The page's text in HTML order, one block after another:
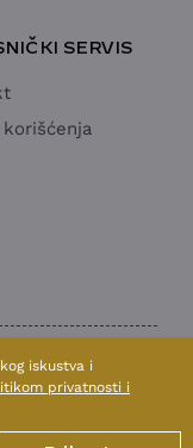
SERVIS
iskustva i
privatnosti i